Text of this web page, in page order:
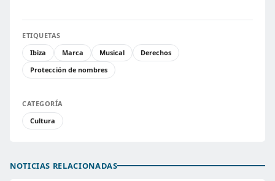
ETIQUETAS
Ibiza
Marca Musical
Derechos
Protección de nombres
CATEGORÍA
Cultura
NOTICIAS RELACIONADAS